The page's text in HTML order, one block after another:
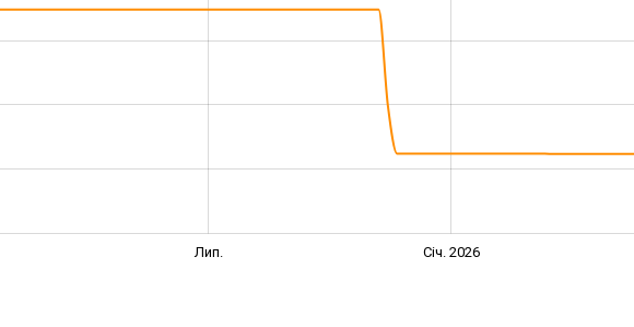
Лип. Січ. 2026